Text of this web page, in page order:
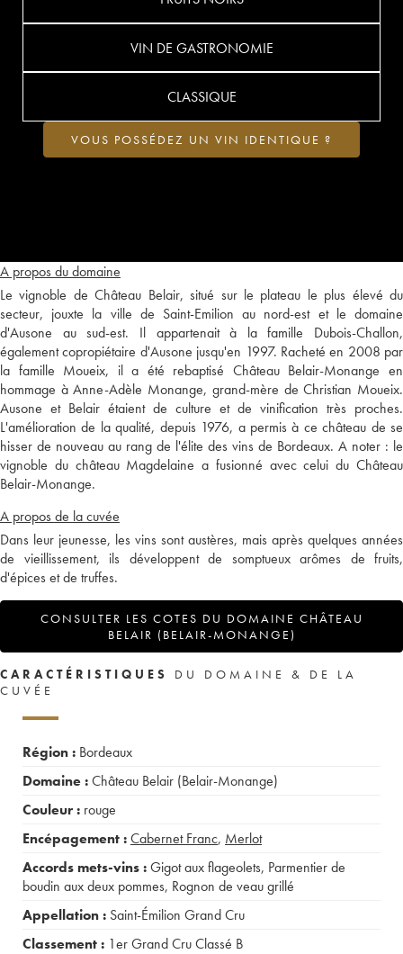
A propos du domaine
Le vignoble de Château Belair, situé sur le plateau le plus élevé du
secteur, jouxte la ville de Saint-Emilion au nord-est et le domaine
d'Ausone au sud-est. Il appartenait à la famille Dubois-Challon,
également copropiétaire d'Ausone jusqu'en 1997. Racheté en 2008 par
la famille Moueix, il a été rebaptisé Château Belair-Monange en
hommage à Anne-Adèle Monange, grand-mère de Christian Moueix.
Ausone et Belair étaient de culture et de vinification très proches.
L'amélioration de la qualité, depuis 1976, a permis à ce château de se
hisser de nouveau au rang de l'élite des vins de Bordeaux. A noter : le
vignoble du château Magdelaine a fusionné avec celui du Château
Belair-Monange.
A propos de la cuvée
Dans leur jeunesse, les vins sont austères, mais après quelques années
de vieillissement, ils développent de somptueux arômes de fruits,
d'épices et de truffes.
CONSULTER LES COTES DU DOMAINE CHÂTEAU
BELAIR (BELAIR-MONANGE)
VIN DE GASTRONOMIE
CLASSIQUE
VOUS POSSÉDEZ UN VIN IDENTIQUE ?
CARACTÉRISTIQUES
DU DOMAINE & DE LA
CUVÉE
Région : Bordeaux
Domaine :Château Belair (Belair-Monange)
Couleur : rouge
Encépagement :Cabernet Franc, Merlot
Accords mets-vins :Gigot aux flageolets, Parmentier de
boudin aux deux pommes, Rognon de veau grillé
Appellation : Saint-Émilion Grand Cru
Classement : 1er Grand Cru Classé B